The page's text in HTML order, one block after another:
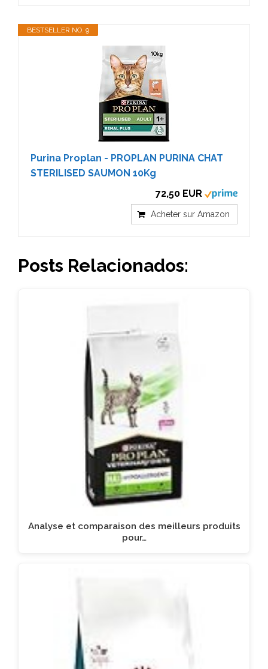
BESTSELLER NO. 9
Purina Proplan - PROPLAN PURINA CHAT
STERILISED SAUMON 10Kg
72,50 EUR
Acheter sur Amazon
Posts Relacionados:
Analyse et comparaison des meilleurs produits
pour…